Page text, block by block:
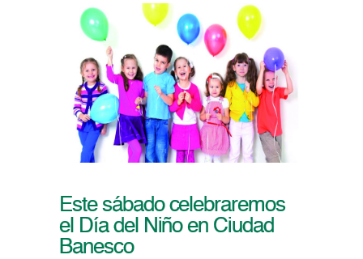
Este sábado celebraremos
el Día del Niño en Ciudad
Banesco